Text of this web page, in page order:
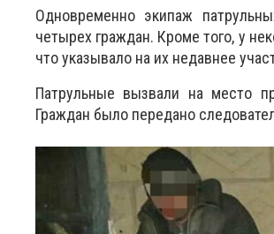
Одновременно экипаж
четырех граждан. Кроме того, у
что указывало на их недавнее
Патрульные вызвали на место
Граждан было передано